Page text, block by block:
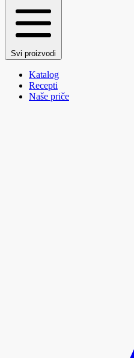
Svi proizvodi
Katalog
Recepti
Naše priče